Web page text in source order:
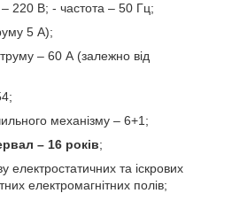
220 В; - частота – 50 Гц;
5 А);
– 60 А (залежно від
механізму – 6+1;
– 16 років;
електростатичних та іскрових
електромагнітних полів;